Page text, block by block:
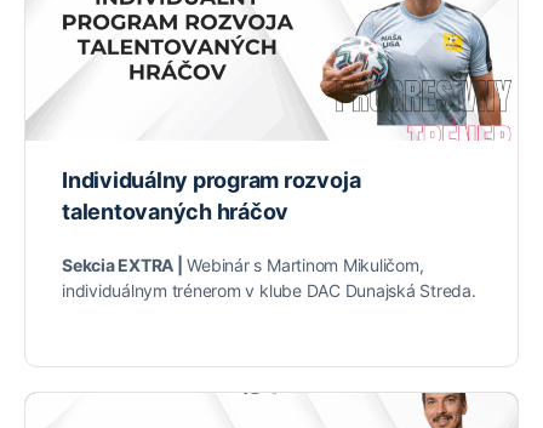
Individuálny program rozvoja
talentovaných hráčov
Sekcia EXTRA |
Webinár s Martinom Mikuličom,
individuálnym trénerom v klube DAC Dunajská Streda.